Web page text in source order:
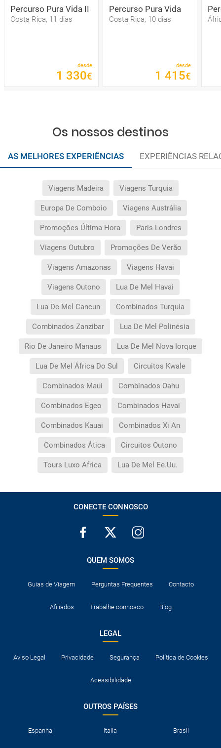
Percurso Pura Vida II
Costa Rica, 11 dias
desde
1 330€
Percurso Pura Vida
Costa Rica, 10 dias
desde
1 415€
Os nossos destinos
AS MELHORES EXPERIÊNCIAS EXPERIÊNCIAS
Viagens Madeira Viagens Turquia
Europa De Comboio Viagens Austrália
Promoções Última Hora Paris Londres
Viagens Outubro Promoções De Verão
Viagens Amazonas Viagens Havai
Viagens Outono Lua De Mel Havai
Lua De Mel Cancun Combinados Turquia
Combinados Zanzibar Lua De Mel Polinésia
Rio De Janeiro Manaus Lua De Mel Nova Iorque
Lua De Mel África Do Sul Circuitos Kwale
Combinados Maui Combinados Oahu
Combinados Egeo Combinados Havai
Combinados Kauai Combinados Xi An
Combinados Ática Circuitos Outono
Tours Luxo Africa Lua De Mel Ee.Uu.
CONECTE CONNOSCO
QUEM SOMOS
Guias de Viagem Perguntas Frequentes Contacto
Afiliados Trabalhe connosco Blog
LEGAL
Aviso Legal Privacidade Segurança Política de Cookies
Acessibilidade
OUTROS PAÍSES
Espanha Italia Brasil